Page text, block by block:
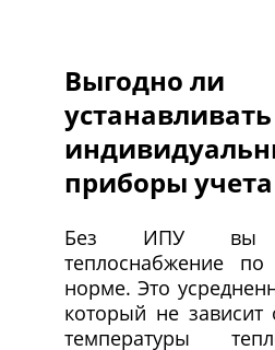
Выгодно ли
устанавливать
приборы
Без ИПУ вы
теплоснабжение по
норме. Это
который не зависит
температуры